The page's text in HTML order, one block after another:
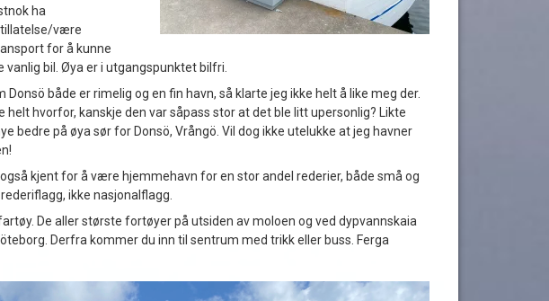
ha
være
for å kunne
vanlig bil. Øya er i utgangspunktet bilfri.
Donsö både er rimelig og en fin havn, så klarte jeg ikke helt å like meg der.
helt hvorfor, kanskje den var såpass stor at det ble litt upersonlig? Likte
bedre på øya sør for Donsö, Vrångö. Vil dog ikke utelukke at jeg havner
kjent for å være hjemmehavn for en stor andel rederier, både små og
ikke nasjonalflagg.
De aller største fortøyer på utsiden av moloen og ved dypvannskaia
Derfra kommer du inn til sentrum med trikk eller buss. Ferga